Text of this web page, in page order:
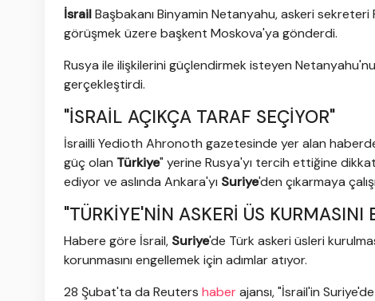
İsrailBaşbakanı Binyamin Netanyahu, askeri sekreteri
görüşmek üzere başkent Moskova'ya gönderdi.
Rusya ile ilişkilerini güçlendirmek isteyen
gerçekleştirdi.
"İSRAİL AÇIKÇA TARAF SEÇİYOR"
İsrailli Yedioth Ahronoth gazetesinde yer alan
güç olan Türkiye" yerine Rusya'yı tercih ettiğine
ediyor ve aslında Ankara'yı Suriye'den çıkarmaya
"TÜRKİYE'NİN ASKERİ ÜS KURMASINI
Habere göre İsrail, Suriye'de Türk askeri üsleri
korunmasını engellemek için adımlar atıyor.
28 Şubat'ta da Reuters haberajansı, "İsrail'in